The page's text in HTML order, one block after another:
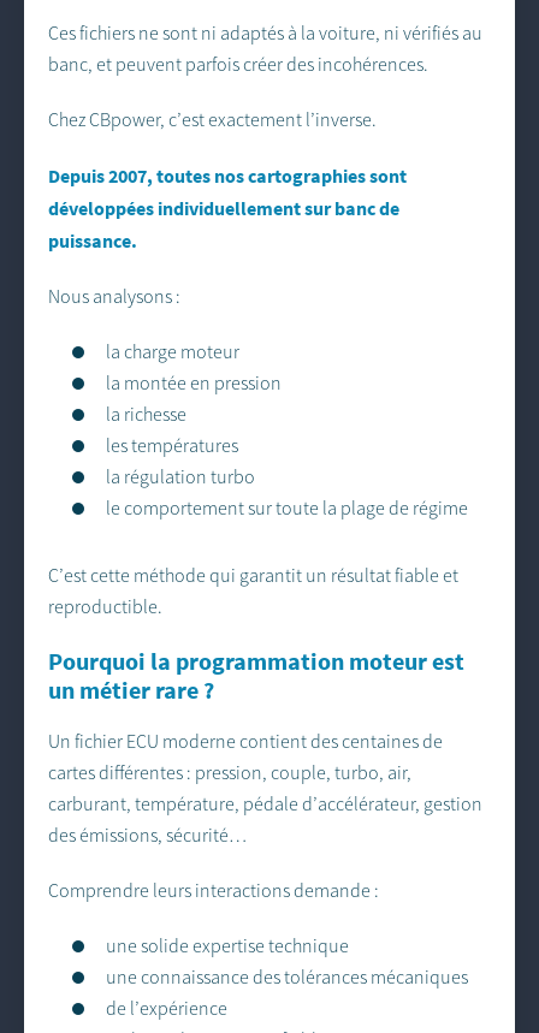
Ces fichiers ne sont ni adaptés à la voiture, ni vérifiés au
banc, et peuvent parfois créer des incohérences.
Chez CBpower, c’est exactement l’inverse.
Depuis 2007, toutes nos cartographies sont
développées individuellement sur banc de
puissance.
Nous analysons :
la charge moteur
la montée en pression
la richesse
les températures
la régulation turbo
le comportement sur toute la plage de régime
C’est cette méthode qui garantit un résultat fiable et
reproductible.
Pourquoi la programmation moteur est
un métier rare ?
Un fichier ECU moderne contient des centaines de
cartes différentes : pression, couple, turbo, air,
carburant, température, pédale d’accélérateur, gestion
des émissions, sécurité…
Comprendre leurs interactions demande :
une solide expertise technique
une connaissance des tolérances mécaniques
de l’expérience